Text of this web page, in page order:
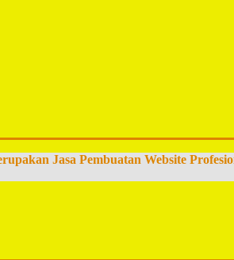
Jasa Pembuatan Website